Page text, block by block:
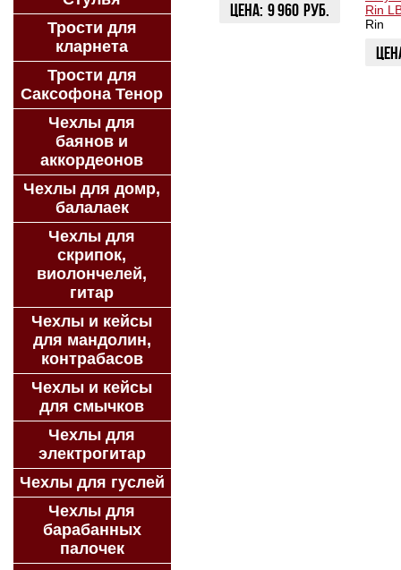
Цена: 9 960 руб.
Rin
Rin
Трости для
кларнета
Трости для
Саксофона Тенор
Чехлы для
баянов и
аккордеонов
Чехлы для домр,
балалаек
Чехлы для
скрипок,
виолончелей,
гитар
Чехлы и кейсы
для мандолин,
контрабасов
Чехлы и кейсы
для смычков
Чехлы для
электрогитар
Чехлы для гуслей
Чехлы для
барабанных
палочек